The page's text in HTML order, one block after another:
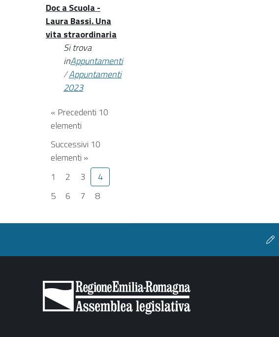
Doc a Scuola -
Laura Bassi. Una
vita straordinaria
Si trova
inAppuntamenti
/Appuntamenti
2023
« Precedenti 10
elementi
Successivi 10
elementi »
1
2 3
4
5
6 7 8